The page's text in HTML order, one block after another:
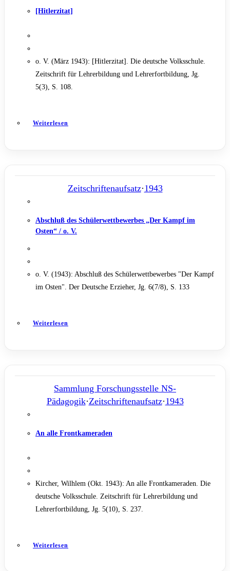
[Hitlerzitat]
o. V. (März 1943): [Hitlerzitat]. Die deutsche Volksschule.
Zeitschrift für Lehrerbildung und Lehrerfortbildung, Jg.
5(3), S. 108.
Weiterlesen
Zeitschriftenaufsatz·1943
Abschluß des Schülerwettbewerbes „Der Kampf im
Osten“ / o. V.
o. V. (1943): Abschluß des Schülerwettbewerbes "Der Kampf
im Osten". Der Deutsche Erzieher, Jg. 6(7/8), S. 133
Weiterlesen
Sammlung Forschungsstelle NS-
Pädagogik·Zeitschriftenaufsatz·1943
An alle Frontkameraden
Kircher, Wilhlem (Okt. 1943): An alle Frontkameraden. Die
deutsche Volksschule. Zeitschrift für Lehrerbildung und
Lehrerfortbildung, Jg. 5(10), S. 237.
Weiterlesen